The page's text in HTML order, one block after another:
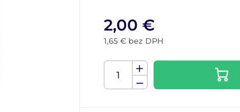
2,00 €
1,65 € bez DPH